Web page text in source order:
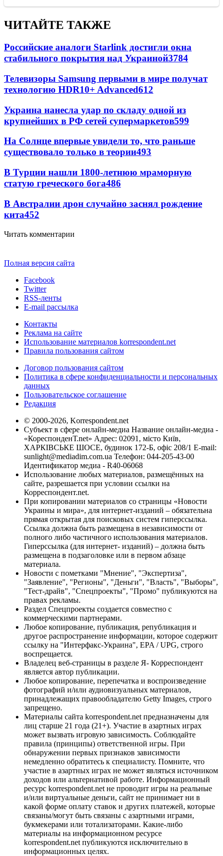
ЧИТАЙТЕ ТАКЖЕ
Российские аналоги Starlink достигли окна
стабильного покрытия над Украиной3784
Телевизоры Samsung первыми в мире получат
технологию HDR10+ Advanced612
Украина нанесла удар по складу одной из
крупнейших в РФ сетей супермаркетов599
На Солнце впервые увидели то, что раньше
существовало только в теории493
В Турции нашли 1800-летнюю мраморную
статую греческого бога486
В Австралии дрон случайно заснял рождение
кита452
Читать комментарии
Полная версия сайта
Facebook
Twitter
RSS-ленты
E-mail рассылка
Контакты
Реклама на сайте
Использование материалов korrespondent.net
Правила пользования сайтом
Договор пользования сайтом
Политика в сфере конфиденциальности и персональных
данных
Пользовательское соглашение
Редакция
© 2000-2026, Korrespondent.net
Субъект в сфере онлайн-медиа Название онлайн-медиа -
«КореспонденТ.net» Адрес: 02091, місто Київ,
ХАРКІВСЬКЕ ШОСЕ, будинок 172-Б, офіс 208/1 E-mail:
sunlight@mediadim.com.ua Телефон: 044-205-43-00
Идентификатор медиа - R40-06068
Использование любых материалов, размещённых на
сайте, разрешается при условии ссылки на
Корреспондент.net.
При копировании материалов со страницы «Новости
Украины и мира», для интернет-изданий – обязательна
прямая открытая для поисковых систем гиперссылка.
Ссылка должна быть размещена в независимости от
полного либо частичного использования материалов.
Гиперссылка (для интернет- изданий) – должна быть
размещена в подзаголовке или в первом абзаце
материала.
Новости с пометками "Мнение", "Экспертиза",
"Заявление", "Регионы", "Деньги", "Власть", "Выборы",
"Тест-драйв", "Спецпроекты", "Промо" публикуются на
правах рекламы.
Раздел Спецпроекты создается совместно с
коммерческими партнерами.
Любое копирование, публикация, републикация и
другое распространение информации, которое содержит
ссылку на "Интерфакс-Украина", EPA / UPG, строго
воспрещается.
Владелец веб-страницы в разделе Я- Корреспондент
является автор публикации.
Любое копирование, перепечатка и воспроизведение
фотографий и/или аудиовизуальных материалов,
принадлежащих правообладателю Getty Images, строго
запрещено.
Материалы сайта korrespondent.net предназначены для
лиц старше 21 года (21+). Участие в азартных играх
может вызвать игровую зависимость. Соблюдайте
правила (принципы) ответственной игры. При
обнаружении первых признаков зависимости
немедленно обратитесь к специалисту. Помните, что
участие в азартных играх не может являться источником
доходов или альтернативой работе. Информационный
ресурс korrespondent.net не проводит игры на реальные
и/или виртуальные деньги, сайт не принимает ни в
какой форме оплату ставок и других платежей, которые
связаны/могут быть связаны с азартными играми,
букмекерами или тотализаторами. Какие-либо
материалы на информационном ресурсе
korrespondent.net публикуются исключительно в
информационных целях.